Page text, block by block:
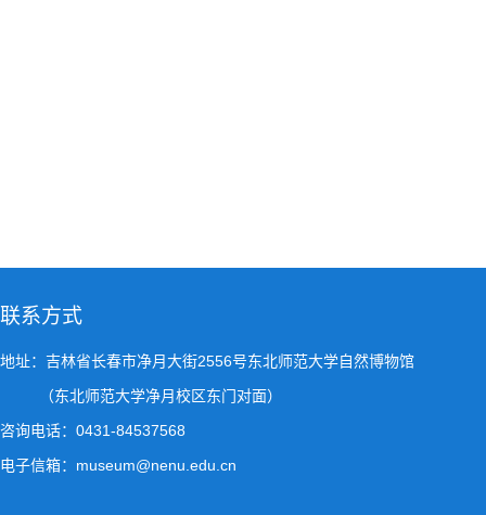
联系方式
地址：吉林省长春市净月大街2556号东北师范大学自然博物馆
（东北师范大学净月校区东门对面）
咨询电话：0431-84537568
电子信箱：museum@nenu.edu.cn